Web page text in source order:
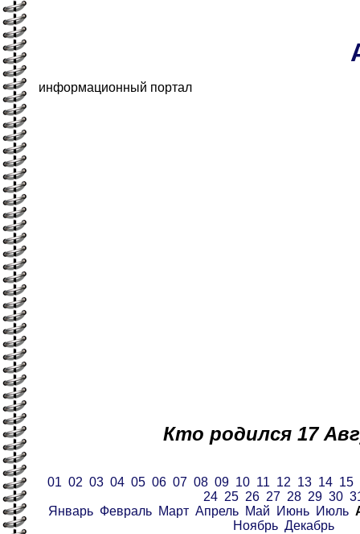
информационный портал
Кто родился 17
01 02 03 04 05 06 07 08 09 10 11 12 13 14 15
24 25 26 27 28 29 30
Январь Февраль Март Апрель Май Июнь Июль
Ноябрь Декабрь